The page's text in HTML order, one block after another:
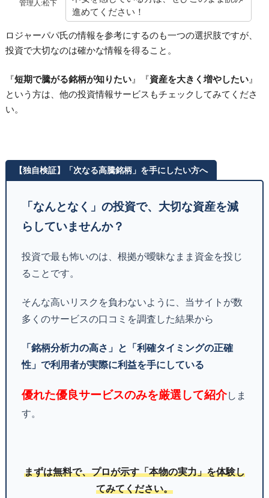
管理人:松下
進めてください！
ロジャーパパ氏の情報を参考にするのも一つの選択肢ですが、
投資で大切なのは確かな情報を得ること。
『短期で騰がる銘柄が知りたい』『資産を大きく増やしたい』
という方は、他の投資情報サービスもチェックしてみてくださ
い。
【独自検証】「次なる高騰銘柄」を手にしたい方へ
「なんとなく」の投資で、大切な資産を減
らしていませんか？
投資で最も怖いのは、根拠が曖昧なまま資金を投じ
ることです。
そんな高いリスクを負わないように、当サイトが数
多くのサービスの口コミを調査した結果から
「銘柄分析力の高さ」と「利確タイミングの正確
性」で利用者が実際に利益を手にしている
優れた優良サービスのみを厳選して紹介しま
す。
まずは無料で、プロが示す「本物の実力」を体験し
てみてください。